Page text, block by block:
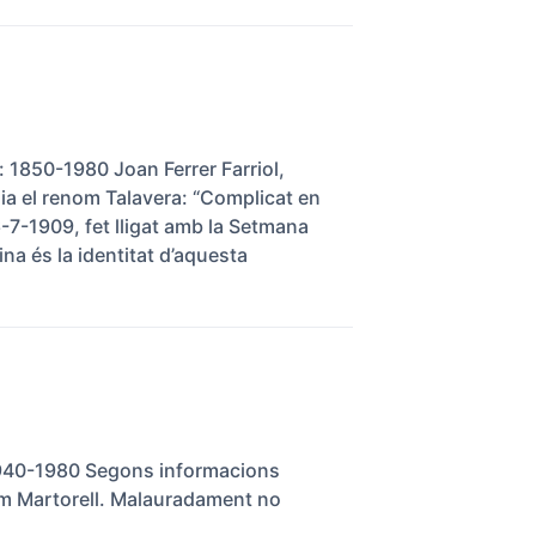
1850-1980 Joan Ferrer Farriol,
el renom Talavera: “Complicat en
1909, fet lligat amb la Setmana
és la identitat d’aquesta
1980 Segons informacions
Martorell. Malauradament no